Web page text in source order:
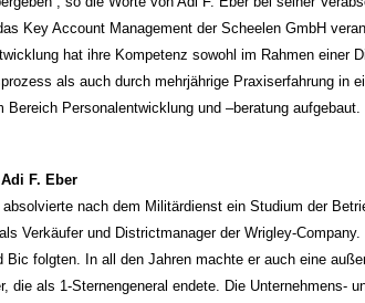
Key Account Management der Scheelen GmbH
hat ihre Kompetenz sowohl im Rahmen einer
als auch durch mehrjährige Praxiserfahrung in
Bereich Personalentwicklung und –beratung aufgebaut.
F. Eber
nach dem Militärdienst ein Studium der
Verkäufer und Districtmanager der Wrigley-
Bic folgten. In all den Jahren machte er auch eine
die als 1-Sternengeneral endete. Die Unternehmens-